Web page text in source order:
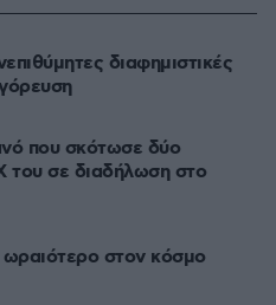
διαφημιστικές
που σκότωσε δύο
του σε διαδήλωση στο
ωραιότερο στον κόσμο